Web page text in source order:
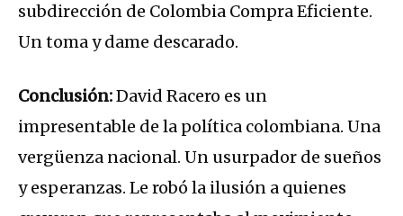
subdirección de Colombia Compra Eficiente.
Un toma y dame descarado.
Conclusión:David Racero es un
impresentable de la política colombiana. Una
vergüenza nacional. Un usurpador de sueños
y esperanzas. Le robó la ilusión a quienes